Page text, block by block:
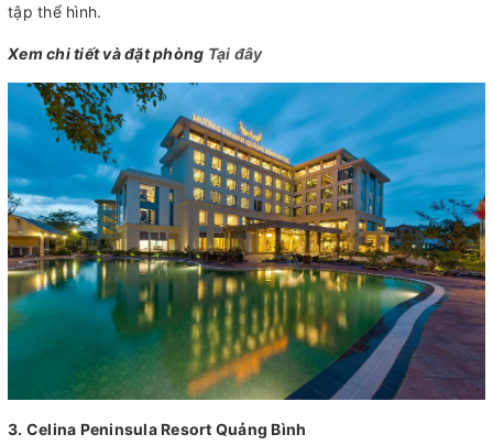
tập thể hình.
Xem chi tiết và đặt phòng Tại đây
3. Celina Peninsula Resort Quảng Bình